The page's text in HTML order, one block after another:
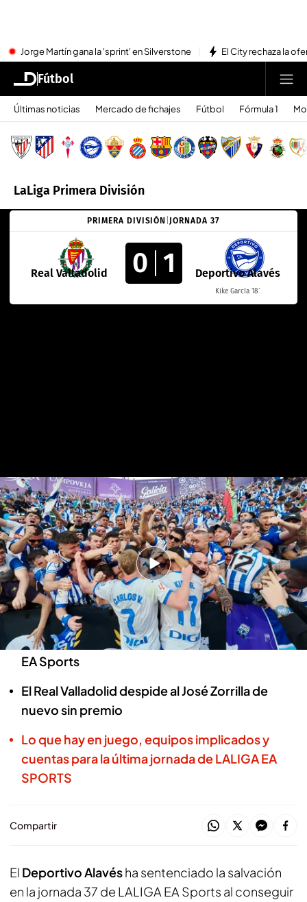
Jorge Martín gana la 'sprint' en Silverstone El City rechaza la
Fútbol
Últimas noticias Mercado de fichajes Fútbol Fórmula 1
LaLiga Primera División
PRIMERA DIVISIÓN JORNADA 37
Real Valladolid 0 1 Deportivo Alavés
Kike García 18´
Real Valladolid 0-1 Alavés: Kike
García asegura la permanencia con
locura con la afición
Resumen del Valladolid-Alavés.
Joaquín Anduro
18 MAY 2025 - 21:38h.
Kike García deja al Deportivo Alavés en LALIGA
EA Sports
El Real Valladolid despide al José Zorrilla de
nuevo sin premio
Lo que hay en juego, equipos implicados y
cuentas para la última jornada de LALIGA EA
SPORTS
Compartir
El Deportivo Alavésha sentenciado la salvación
en la jornada 37 de LALIGA EA Sports al conseguir